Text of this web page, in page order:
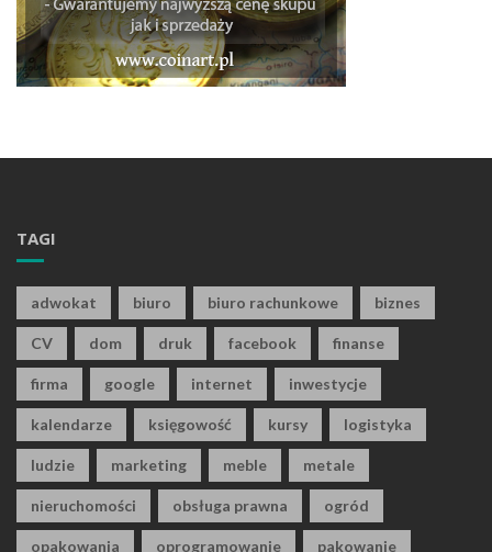
TAGI
adwokat biuro biuro rachunkowe biznes
CV dom druk facebook finanse
firma google internet inwestycje
kalendarze księgowość kursy logistyka
ludzie marketing meble metale
nieruchomości obsługa prawna ogród
opakowania oprogramowanie pakowanie